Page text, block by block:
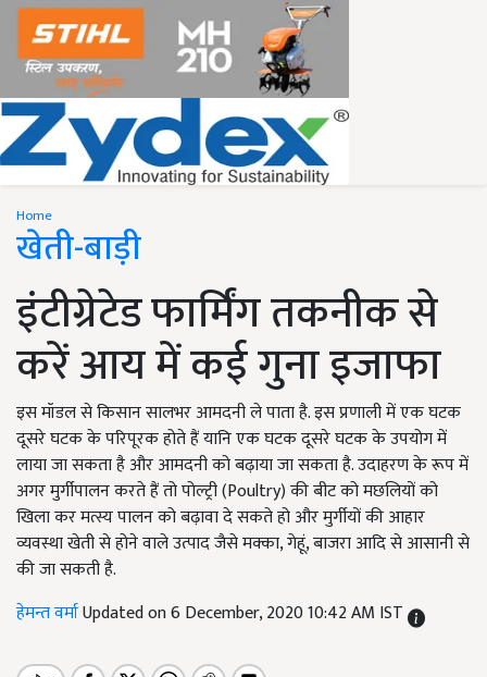
Home
खेती-बाड़ी
इंटीग्रेटेड फार्मिंग तकनीक से
करें आय में कई गुना इजाफा
इस मॉडल से किसान सालभर आमदनी ले पाता है. इस प्रणाली में एक घटक
दूसरे घटक के परिपूरक होते हैं यानि एक घटक दूसरे घटक के उपयोग में
लाया जा सकता है और आमदनी को बढ़ाया जा सकता है. उदाहरण के रूप में
अगर मुर्गीपालन करते हैं तो पोल्ट्री (Poultry) की बीट को मछलियों को
खिला कर मत्स्य पालन को बढ़ावा दे सकते हो और मुर्गीयों की आहार
व्यवस्था खेती से होने वाले उत्पाद जैसे मक्का, गेहूं, बाजरा आदि से आसानी से
की जा सकती है.
हेमन्त वर्माUpdated on 6 December, 2020 10:42 AM IST